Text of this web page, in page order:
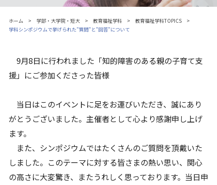
ホーム 学部・大学院・短大 教育福祉学科
教育福祉学科TOPICS
学科シンポジウムで挙げられた"質問"と"回答"について
9月8日に行われました「知的障害のある親の子育て支
援」にご参加くださった皆様
当日はこのイベントに足をお運びいただき、誠にあり
がとうございました。主催者として心より感謝申し上げ
ます。
また、シンポジウムではたくさんのご質問を頂戴いた
しました。このテーマに対する皆さまの熱い思い、関心
の高さに大変驚き、またうれしく思っております。当日申